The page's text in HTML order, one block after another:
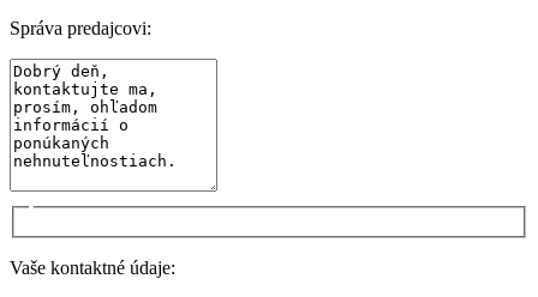
Správa predajcovi:
Vaše kontaktné údaje: